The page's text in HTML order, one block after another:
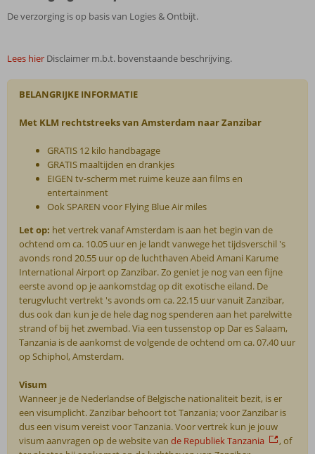
De verzorging is op basis van Logies & Ontbijt.
Lees hier Disclaimer m.b.t. bovenstaande beschrijving.
BELANGRIJKE INFORMATIE
Met KLM rechtstreeks van Amsterdam naar Zanzibar
GRATIS 12 kilo handbagage
GRATIS maaltijden en drankjes
EIGEN tv-scherm met ruime keuze aan films en
entertainment
Ook SPAREN voor Flying Blue Air miles
Let op: het vertrek vanaf Amsterdam is aan het begin van de
ochtend om ca. 10.05 uur en je landt vanwege het tijdsverschil 's
avonds rond 20.55 uur op de luchthaven Abeid Amani Karume
International Airport op Zanzibar. Zo geniet je nog van een fijne
eerste avond op je aankomstdag op dit exotische eiland. De
terugvlucht vertrekt 's avonds om ca. 22.15 uur vanuit Zanzibar,
dus ook dan kun je de hele dag nog spenderen aan het parelwitte
strand of bij het zwembad. Via een tussenstop op Dar es Salaam,
Tanzania is de aankomst de volgende de ochtend om ca. 07.40 uur
op Schiphol, Amsterdam.
Visum
Wanneer je de Nederlandse of Belgische nationaliteit bezit, is er
een visumplicht. Zanzibar behoort tot Tanzania; voor Zanzibar is
dus een visum vereist voor Tanzania. Voor vertrek kun je jouw
visum aanvragen op de website vande Republiek Tanzania
, of